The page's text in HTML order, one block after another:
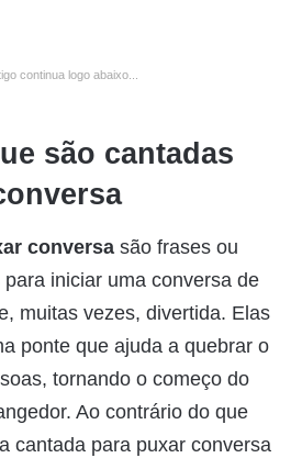
continua logo abaixo...
são cantadas
conversa são frases ou
iniciar uma conversa de
muitas vezes, divertida. Elas
ponte que ajuda a quebrar o
tornando o começo do
Ao contrário do que
cantada para puxar conversa